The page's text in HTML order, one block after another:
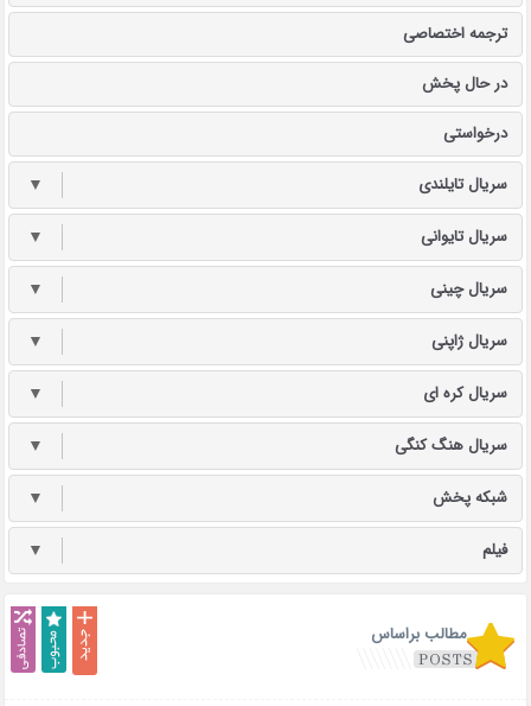
ترجمه اختصاصی
در حال پخش
درخواستی
سریال تایلندی ▼
سریال تایوانی ▼
سریال چینی ▼
سریال ژاپنی ▼
سریال کره ای ▼
سریال هنگ کنگی ▼
شبکه پخش ▼
فیلم ▼
مطالب براساس